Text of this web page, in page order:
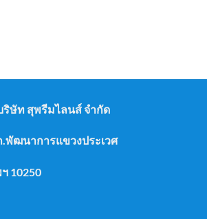
ริษัท สุพรีมไลนส์ จำกัด
.พัฒนาการแขวงประเวศ
10250